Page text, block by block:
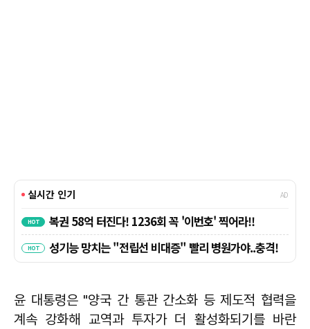
윤 대통령은 "양국 간 통관 간소화 등 제도적 협력을
계속 강화해 교역과 투자가 더 활성화되기를 바란